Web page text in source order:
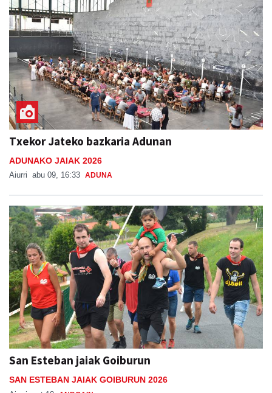
Txekor Jateko bazkaria Adunan
ADUNAKO JAIAK 2026
Aiurri abu 09, 16:33 ADUNA
San Esteban jaiak Goiburun
SAN ESTEBAN JAIAK GOIBURUN 2026